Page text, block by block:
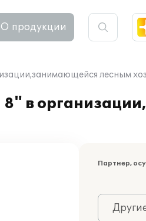
О продукции
лесным
в
Партнер,